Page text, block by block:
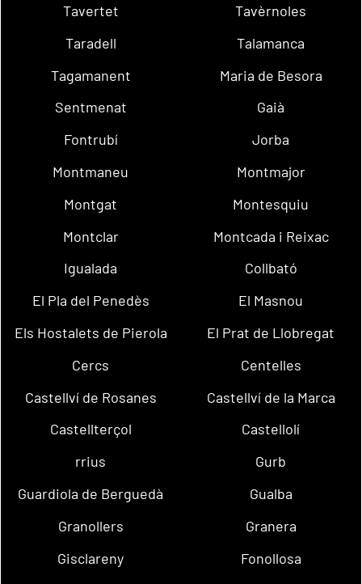
Tavertet
Tavèrnoles
Taradell
Talamanca
Tagamanent
Maria de Besora
Sentmenat
Gaià
Fontrubí
Jorba
Montmaneu
Montmajor
Montgat
Montesquiu
Montclar
Montcada i Reixac
Igualada
Collbató
El Pla del Penedès
El Masnou
Els Hostalets de Pierola
El Prat de Llobregat
Cercs
Centelles
Castellví de Rosanes
Castellví de la Marca
Castellterçol
Castellolí
rrius
Gurb
Guardiola de Berguedà
Gualba
Granollers
Granera
Gisclareny
Fonollosa